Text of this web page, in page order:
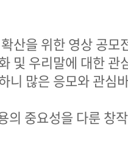
산을 위한 영상 공모
및 우리말에 대한 관
니 많은 응모와 관심
중요성을 다룬 창